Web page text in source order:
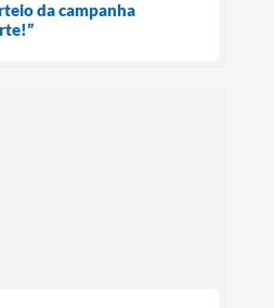
da campanha